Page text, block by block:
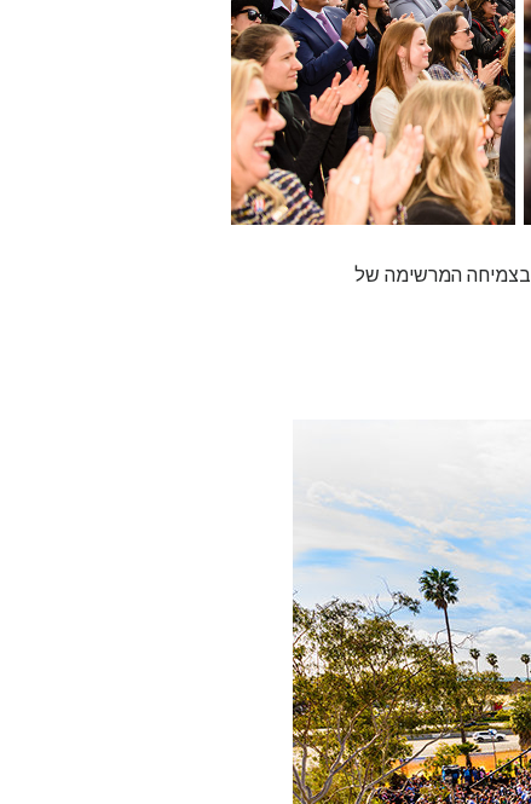
הכביש המהיר 101 מסמלת נקודת ציון בצמיחה המרשימה של